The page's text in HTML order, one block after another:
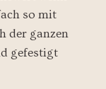
so mit
der ganzen
gefestigt